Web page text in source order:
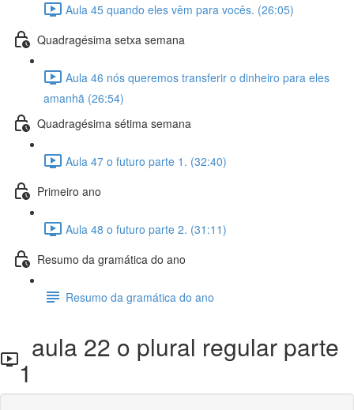
Aula 45 quando eles vêm para vocês. (26:05)
Quadragésima setxa semana
Aula 46 nós queremos transferir o dinheiro para eles
amanhã (26:54)
Quadragésima sétima semana
Aula 47 o futuro parte 1. (32:40)
Primeiro ano
Aula 48 o futuro parte 2. (31:11)
Resumo da gramática do ano
Resumo da gramática do ano
aula 22 o plural regular parte
1